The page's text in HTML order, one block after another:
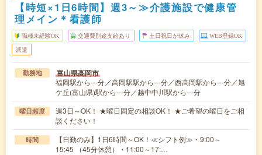
【時短×1日6時間】週3～≫介護施設で健康管
理メイン＊看護師
職種未経験OK 交通費別途支給あり 土日祝日が休み WEB登録OK
派遣
勤務地 富山県高岡市
福岡駅から---分／高岡駅駅から---分／西高岡駅から---分／旭
ケ丘(富山県)駅から---分／越中中川駅から---分
曜日頻度
週3日～OK！ ★曜日固定の相談OK！ ★ご希望の曜日をご相
談ください！
時間
【日勤のみ】1日6時間～OK！≪シフト例≫・9:00～
15:45 （45分休憩）・11:00～17:…